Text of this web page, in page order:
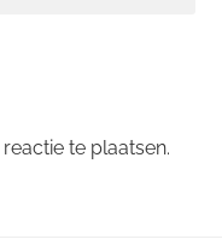
te plaatsen.